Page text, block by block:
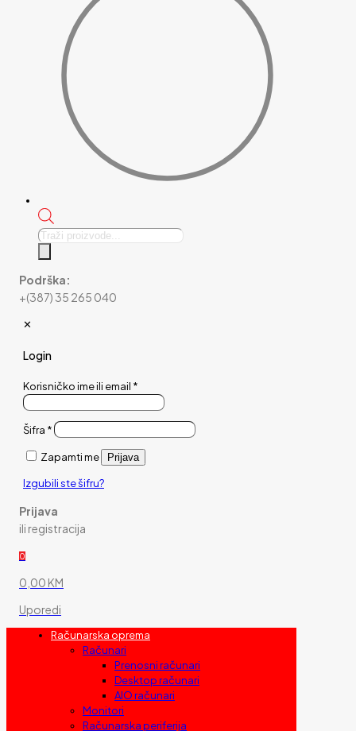
Products
Podrška:
+(387) 35 265 040
✕
Login
Korisničko ime ili email *
Šifra *
Zapamti me Prijava
Izgubili ste šifru?
Prijava
ili registracija
0
0,00 KM
Uporedi
Računarska oprema
Računari
Prenosni računari
Desktop računari
AIO računari
Monitori
Računarska periferija